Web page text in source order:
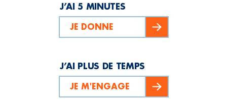
J’AI 5 MINUTES
JE DONNE
J’AI PLUS DE TEMPS
JE M'ENGAGE